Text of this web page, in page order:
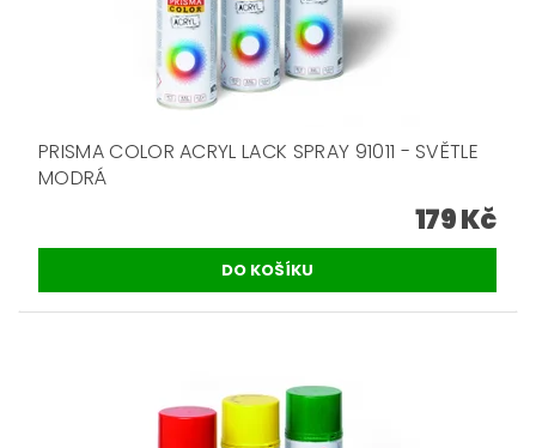
PRISMA COLOR ACRYL LACK SPRAY 91011 - SVĚTLE
MODRÁ
179 Kč